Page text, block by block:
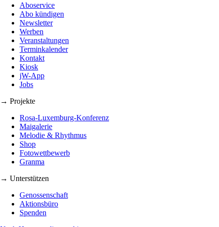
Aboservice
Abo kündigen
Newsletter
Werben
Veranstaltungen
Terminkalender
Kontakt
Kiosk
jW-App
Jobs
→ Projekte
Rosa-Luxemburg-Konferenz
Maigalerie
Melodie & Rhythmus
Shop
Fotowettbewerb
Granma
→ Unterstützen
Genossenschaft
Aktionsbüro
Spenden